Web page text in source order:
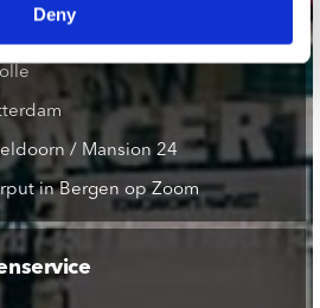
Deny
/ Mansion 24
in Bergen op Zoom